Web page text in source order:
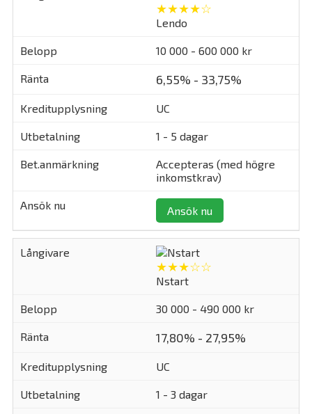
★★★★☆
Lendo
10 000 - 600 000 kr
6,55% - 33,75%
UC
1 - 5 dagar
Accepteras (med högre
inkomstkrav)
Ansök nu
★★★☆☆
Nstart
30 000 - 490 000 kr
17,80% - 27,95%
UC
1 - 3 dagar